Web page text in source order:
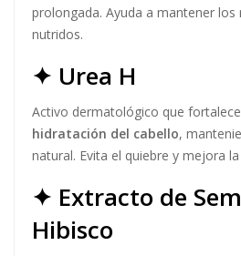
prolongada. Ayuda a mantener los
nutridos.
✦ Urea H
Activo dermatológico que
hidratación del cabello,
natural. Evita el quiebre y mejora
✦ Extracto de
Hibisco